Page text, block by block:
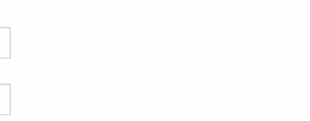
感器的多光谱
阵扫描相机，能够比